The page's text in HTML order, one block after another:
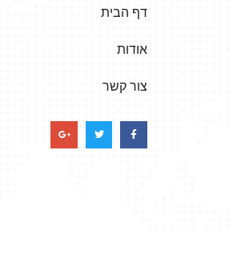
דף הבית
אודות
צור קשר